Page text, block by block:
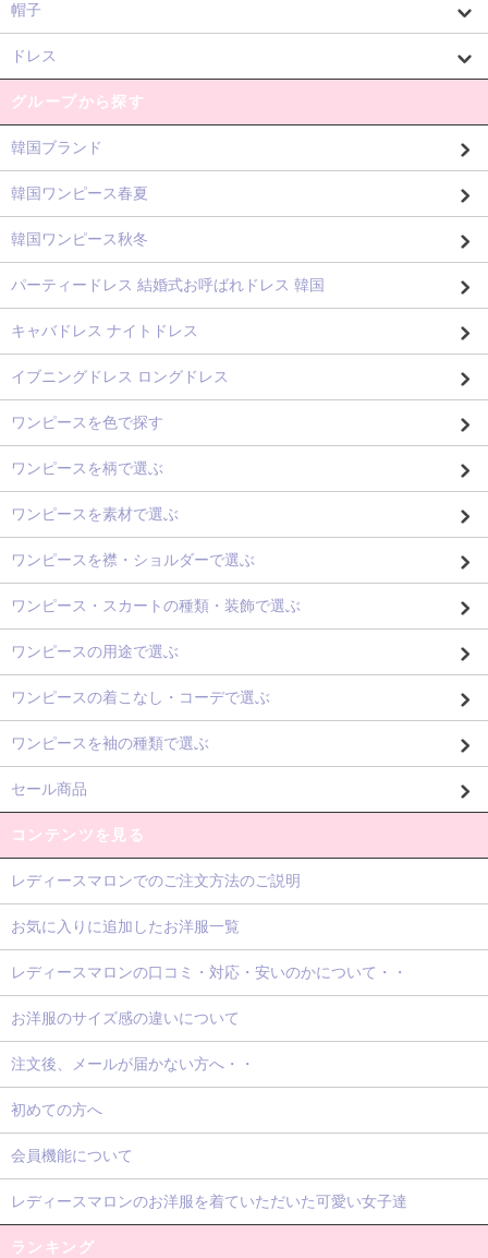
帽子
ドレス
グループから探す
韓国ブランド
韓国ワンピース春夏
韓国ワンピース秋冬
パーティードレス 結婚式お呼ばれドレス 韓国
キャバドレス ナイトドレス
イブニングドレス ロングドレス
ワンピースを色で探す
ワンピースを柄で選ぶ
ワンピースを素材で選ぶ
ワンピースを襟・ショルダーで選ぶ
ワンピース・スカートの種類・装飾で選ぶ
ワンピースの用途で選ぶ
ワンピースの着こなし・コーデで選ぶ
ワンピースを袖の種類で選ぶ
セール商品
コンテンツを見る
レディースマロンでのご注文方法のご説明
お気に入りに追加したお洋服一覧
レディースマロンの口コミ・対応・安いのかについて・・
お洋服のサイズ感の違いについて
注文後、メールが届かない方へ・・
初めての方へ
会員機能について
レディースマロンのお洋服を着ていただいた可愛い女子達
ランキング